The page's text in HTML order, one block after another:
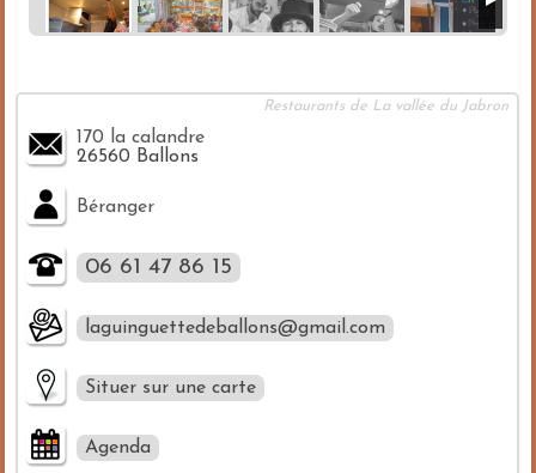
Restaurants de La vallée du Jabron
170 la calandre
26560 Ballons
Béranger
06 61 47 86 15
laguinguettedeballons@gmail.com
Situer sur une carte
Agenda